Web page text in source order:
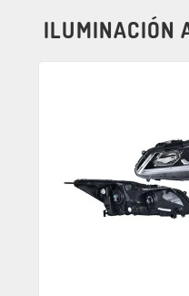
ILUMINACIÓN